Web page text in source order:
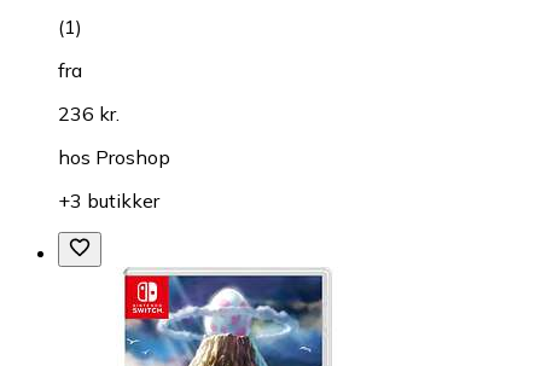
(1)
fra
236 kr.
hos Proshop
+3 butikker